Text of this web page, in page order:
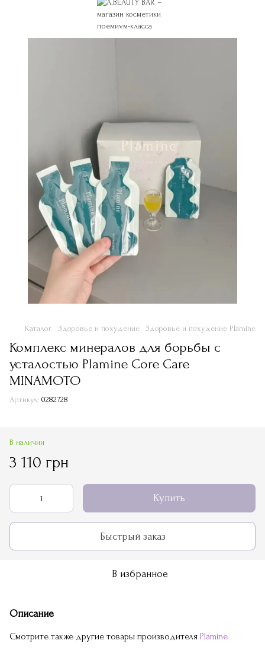
Каталог Здоровье и похудение Здоровье и похудение Plamine
Комплекс минералов для борьбы с
усталостью Plamine Core Care
MINAMOTO
Артикул: 0282728
В наличии
3 110 грн
Купить
Быстрый заказ
В избранное
Описание
Смотрите также другие товары производителя Plamine